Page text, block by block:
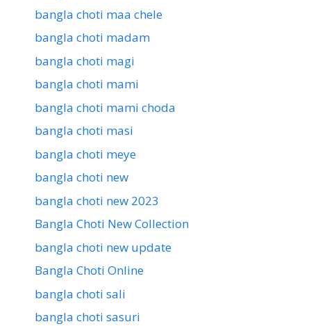
bangla choti maa chele
bangla choti madam
bangla choti magi
bangla choti mami
bangla choti mami choda
bangla choti masi
bangla choti meye
bangla choti new
bangla choti new 2023
Bangla Choti New Collection
bangla choti new update
Bangla Choti Online
bangla choti sali
bangla choti sasuri